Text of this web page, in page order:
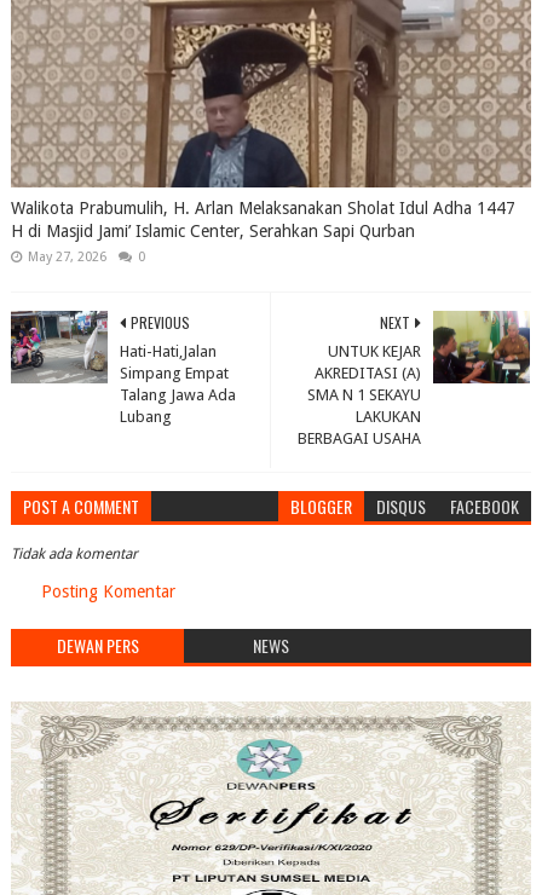
Walikota Prabumulih, H. Arlan Melaksanakan Sholat Idul Adha 1447
H di Masjid Jami’ Islamic Center, Serahkan Sapi Qurban
May 27, 2026 0
NEXT
UNTUK KEJAR
AKREDITASI (A)
SMA N 1 SEKAYU
LAKUKAN
BERBAGAI USAHA
PREVIOUS
Hati-Hati,Jalan
Simpang Empat
Talang Jawa Ada
Lubang
POST A COMMENT BLOGGER DISQUS FACEBOOK
Tidak ada komentar
Posting Komentar
DEWAN PERS NEWS